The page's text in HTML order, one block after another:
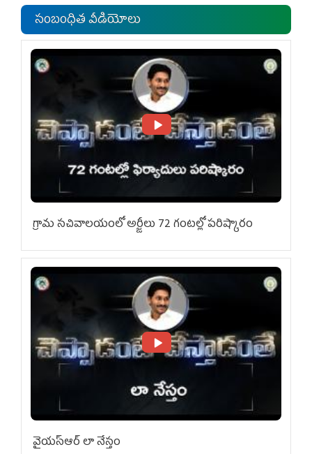
సంబంధిత వీడియోలు
గ్రామ స‌చివాల‌యంలో అర్జీలు 72 గంట‌ల్లో ప‌రిష్కారం
వైయ‌స్ఆర్ లా నేస్తం